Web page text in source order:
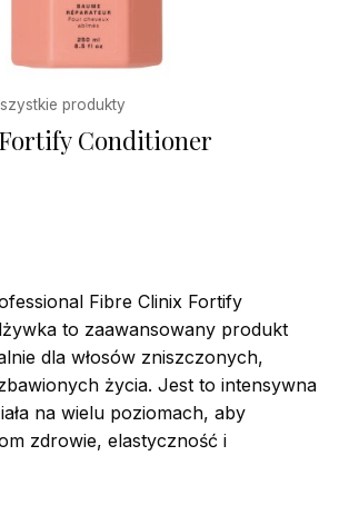
produkty
Conditioner
Fibre Clinix Fortify
to zaawansowany produkt
dla włosów zniszczonych,
życia. Jest to intensywna
na wielu poziomach, aby
zdrowie, elastyczność i